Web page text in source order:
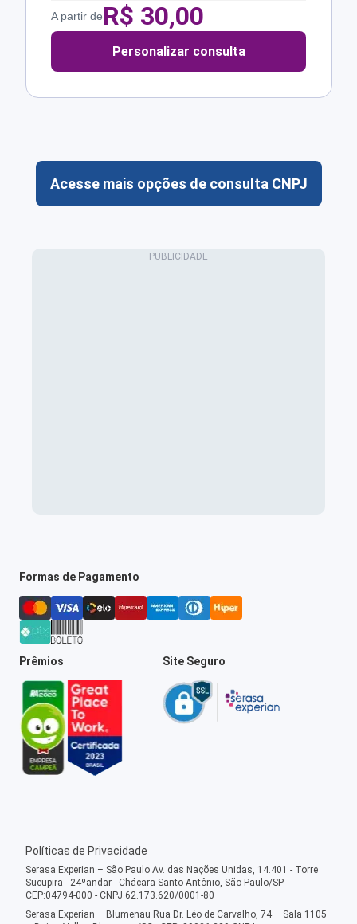
A partir deR$ 30,00
Personalizar consulta
Acesse mais opções de consulta CNPJ
Formas de Pagamento
Prêmios Site Seguro
Políticas de Privacidade
Serasa Experian – São Paulo Av. das Nações Unidas, 14.401 - Torre
Sucupira - 24ºandar - Chácara Santo Antônio, São Paulo/SP -
CEP:04794-000 - CNPJ 62.173.620/0001-80
Serasa Experian – Blumenau Rua Dr. Léo de Carvalho, 74 – Sala 1105